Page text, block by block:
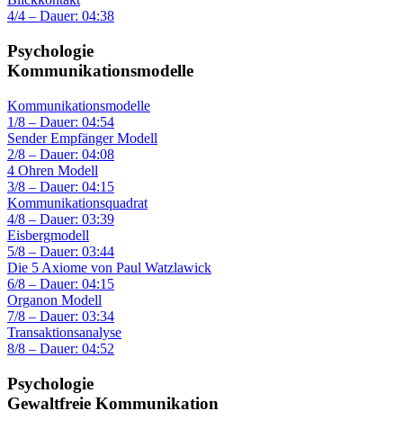
4/4 – Dauer: 04:38
Psychologie
Kommunikationsmodelle
Kommunikationsmodelle
1/8 – Dauer: 04:54
Sender Empfänger Modell
2/8 – Dauer: 04:08
4 Ohren Modell
3/8 – Dauer: 04:15
Kommunikationsquadrat
4/8 – Dauer: 03:39
Eisbergmodell
5/8 – Dauer: 03:44
Die 5 Axiome von Paul Watzlawick
6/8 – Dauer: 04:15
Organon Modell
7/8 – Dauer: 03:34
Transaktionsanalyse
8/8 – Dauer: 04:52
Psychologie
Gewaltfreie Kommunikation